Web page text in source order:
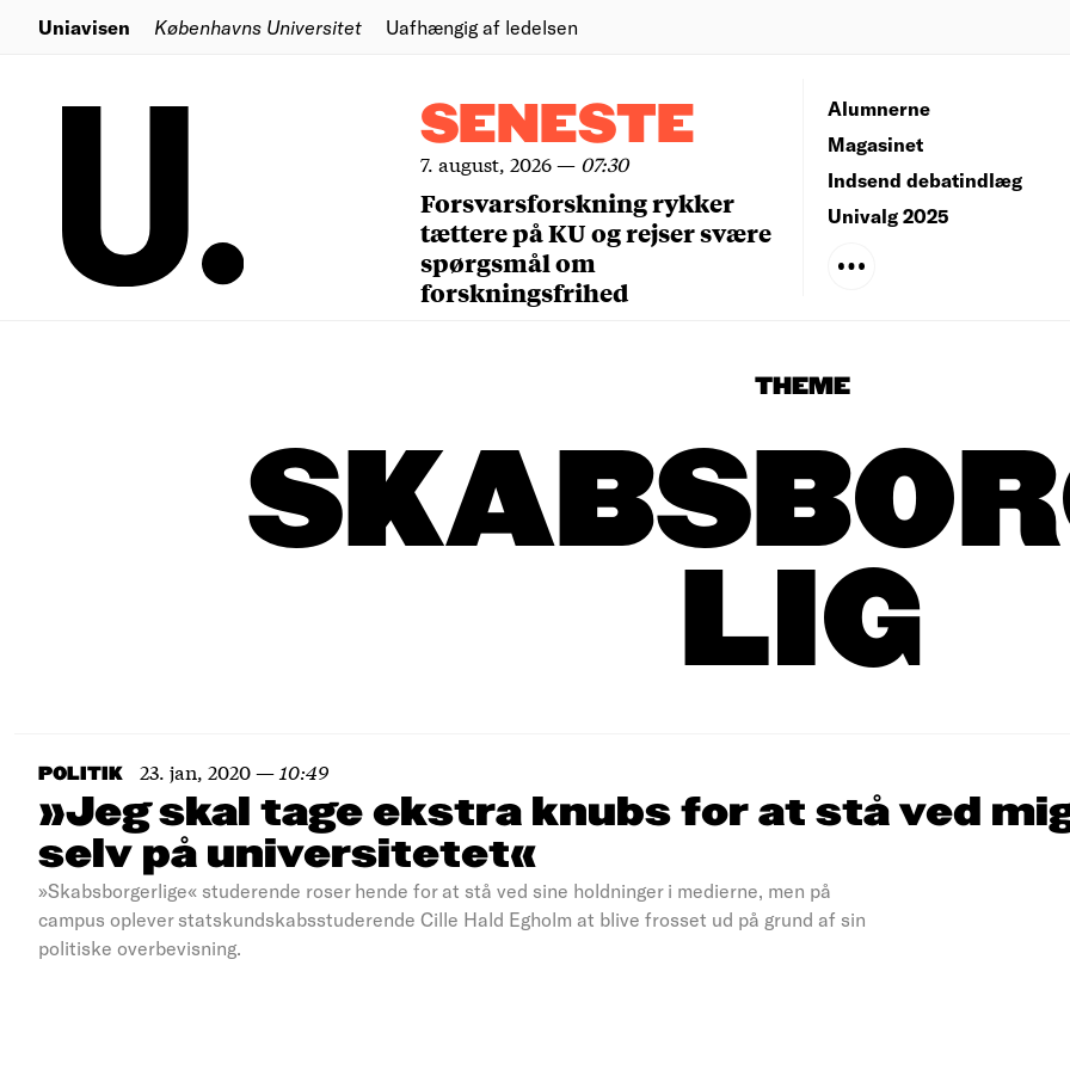
Uniavisen Københavns Universitet Uafhængig af ledelsen
SENESTE
7. august, 2026— 07:30
Forsvarsforskning rykker
tættere på KU og rejser svære
spørgsmål om
forskningsfrihed
Alumnerne
Magasinet
Indsend debatindlæg
Univalg 2025
THEME
LIG
POLITIK 23. jan, 2020— 10:49
»Jeg skal tage ekstra knubs for at stå ved
selv på universitetet«
»Skabsborgerlige« studerende roser hende for at stå ved sine holdninger i medierne, men på
campus oplever statskundskabsstuderende Cille Hald Egholm at blive frosset ud på grund af sin
politiske overbevisning.